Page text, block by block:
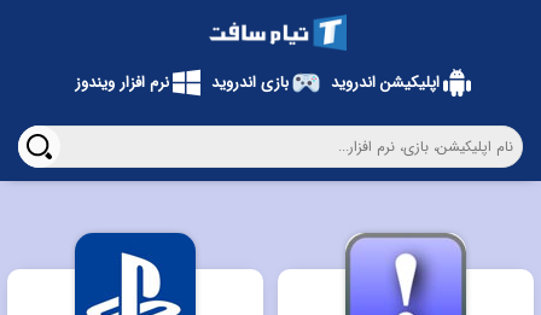
اپلیکیشن اندروید بازی اندروید نرم افزار ویندوز